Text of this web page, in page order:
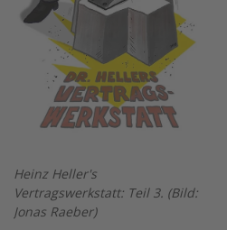
Heinz Heller's
Vertragswerkstatt: Teil 3. (Bild:
Jonas Raeber)